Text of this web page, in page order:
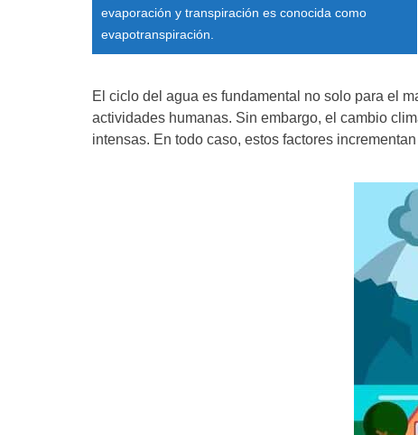
evaporación y transpiración es conocida como
evapotranspiración.
El ciclo del agua es fundamental no solo para el
actividades humanas. Sin embargo, el cambio
intensas. En todo caso, estos factores